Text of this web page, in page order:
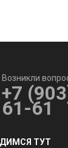
Возникли
+7
61-61
ТУТ